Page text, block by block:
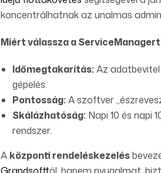
koncentrálhatnak az unalmas
Miért válassza a
Időmegtakarítás:Az adatbevitel
gépelés.
Pontosság:A szoftver
Skálázhatóság:Napi 10 és napi
rendszer.
A központi rendeléskezelés